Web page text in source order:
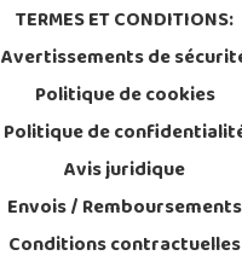
TERMES ET CONDITIONS:
Avertissements de
Politique de cookies
Politique de
Avis juridique
Envois / Remboursements
Conditions contractuelles